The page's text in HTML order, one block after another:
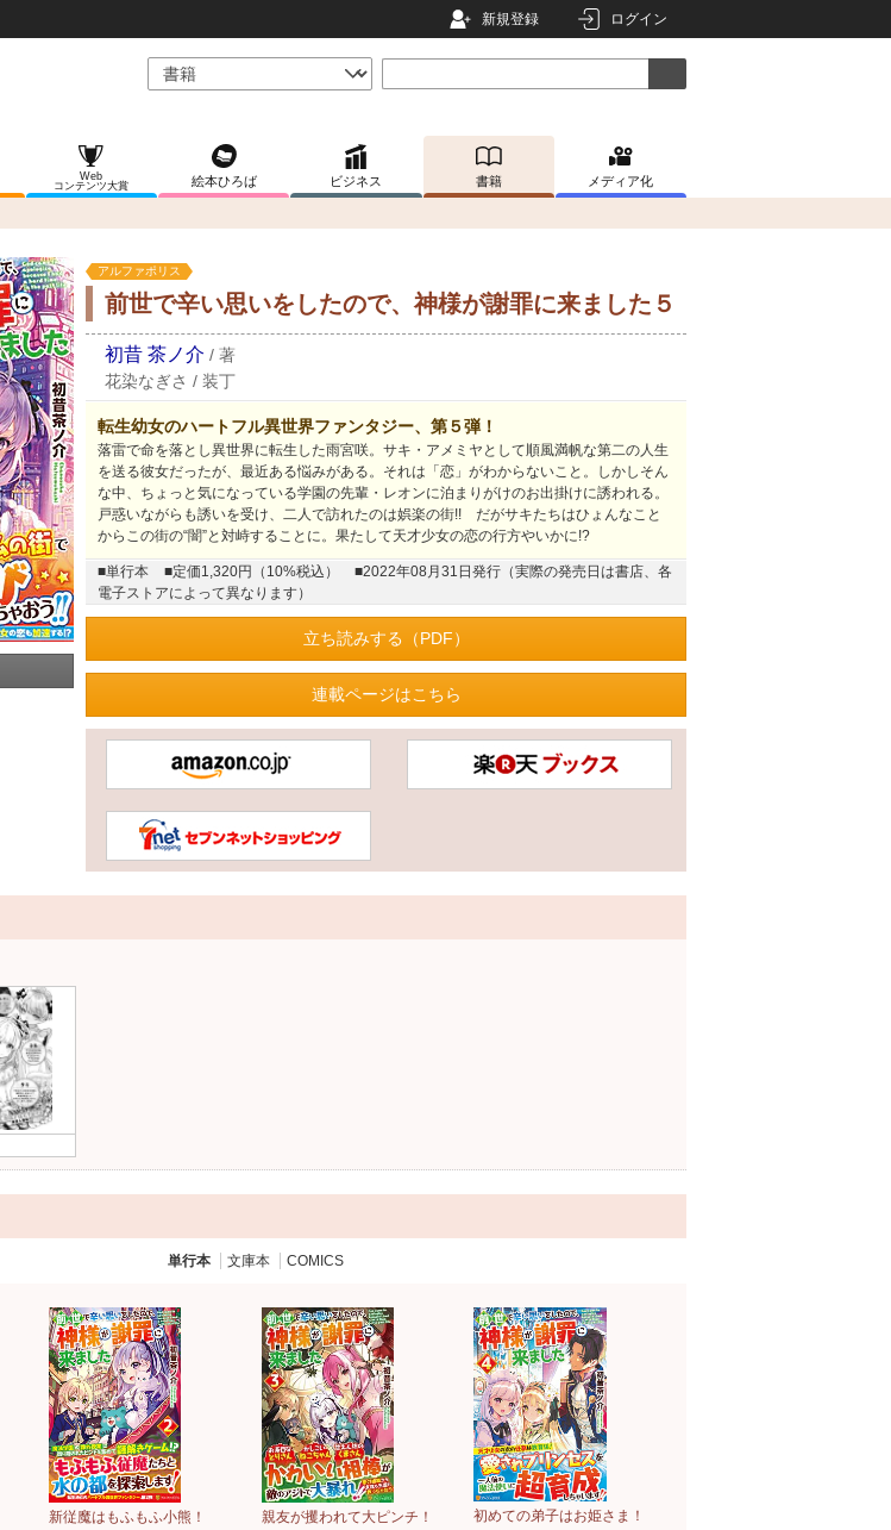
新規登録 ログイン
Web
コンテンツ大賞
絵本ひろば ビジネス 書籍 メディア化
アルファポリス
前世で辛い思いをしたので、神様が謝罪に来ました５
初昔 茶ノ介 / 著
花染なぎさ / 装丁
転生幼女のハートフル異世界ファンタジー、第５弾！
落雷で命を落とし異世界に転生した雨宮咲。サキ・アメミヤとして順風満帆な第二の人生
を送る彼女だったが、最近ある悩みがある。それは「恋」がわからないこと。しかしそん
な中、ちょっと気になっている学園の先輩・レオンに泊まりがけのお出掛けに誘われる。
戸惑いながらも誘いを受け、二人で訪れたのは娯楽の街!! だがサキたちはひょんなこと
からこの街の“闇”と対峙することに。果たして天才少女の恋の行方やいかに!?
■単行本 ■定価1,320円（10%税込）
■2022年08月31日発行（実際の発売日は書店、各
電子ストアによって異なります）
立ち読みする（PDF）
連載ページはこちら
単行本 文庫本 COMICS
新従魔はもふもふ小熊！ 親友が攫われて大ピンチ！ 初めての弟子はお姫さま！